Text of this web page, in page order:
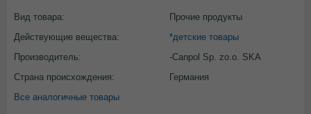
Вид товара:
Прочие продукты
Действующие вещества:
*детские товары
Производитель:
-Canpol Sp. zo.o. SKA
Страна происхождения:
Германия
Все аналогичные товары